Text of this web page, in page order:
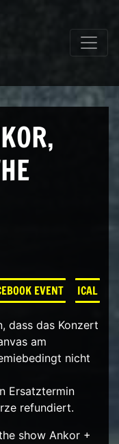
EVENT ICAL
dass das Konzert
am
nicht
Ersatztermin
refundiert.
show Ankor +